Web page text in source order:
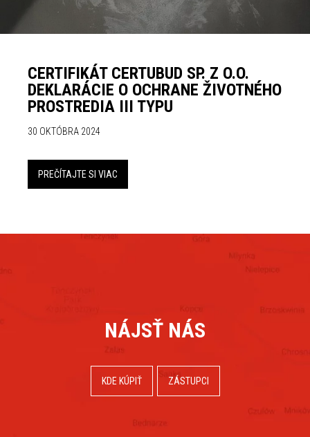
CERTIFIKÁT CERTUBUD SP. Z O.O.
DEKLARÁCIE O OCHRANE ŽIVOTNÉHO
PROSTREDIA III TYPU
30 OKTÓBRA 2024
PREČÍTAJTE SI VIAC
NÁJSŤ NÁS
KDE KÚPIŤ ZÁSTUPCI